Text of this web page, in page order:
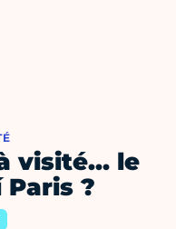
visité… le
Paris ?